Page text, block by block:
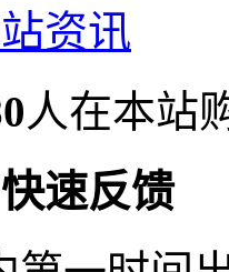
资讯
人在本站
速反馈